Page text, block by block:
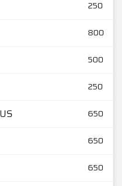
250
800
500
250
650
650
650